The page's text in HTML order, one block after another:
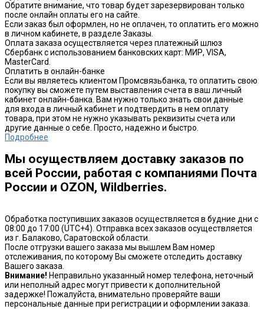
Обратите внимание, что товар будет зарезервирован только
после онлайн оплаты его на сайте.
Если заказ был оформлен, но не оплачен, то оплатить его можно
в личном кабинете, в разделе Заказы.
Оплата заказа осуществляется через платежный шлюз
Сбербанк с использованием банковских карт: МИР, VISA,
MasterCard.
Оплатить в онлайн-банке
Если вы являетесь клиентом Промсвязьбанка, то оплатить свою
покупку вы сможете путем выставления счета в ваш личный
кабинет онлайн-банка. Вам нужно только знать свои данные
для входа в личный кабинет и подтвердить в нем оплату
товара, при этом не нужно указывать реквизиты счета или
другие данные о себе. Просто, надежно и быстро.
Подробнее
Мы осуществляем доставку заказов по
всей России, работая с компаниями Почта
России и OZON, Wildberries.
Обработка поступивших заказов осуществляется в будние дни с
08:00 до 17:00 (UTC+4). Отправка всех заказов осуществляется
из г. Балаково, Саратовской области.
После отгрузки вашего заказа мы вышлем Вам номер
отслеживания, по которому Вы сможете отследить доставку
Вашего заказа.
Внимание! Неправильно указанный номер телефона, неточный
или неполный адрес могут привести к дополнительной
задержке! Пожалуйста, внимательно проверяйте ваши
персональные данные при регистрации и оформлении заказа.